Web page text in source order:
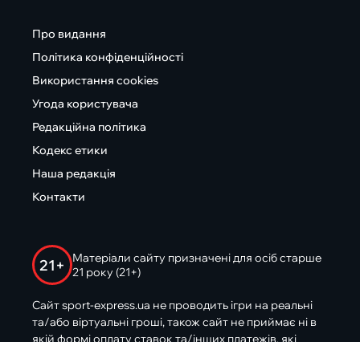
Про видання
Політика конфіденційності
Використання cookies
Угода користувача
Редакційна політика
Кодекс етики
Наша редакція
Контакти
21+
Матеріали сайту призначені для осіб старше
21 року (21+)
Сайт sport-express.ua не проводить ігри на реальні
та/або віртуальні гроші, також сайт не приймає ні в
якій формі оплату ставок та/інших платежів, які